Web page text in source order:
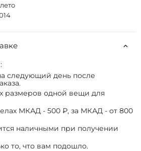
следующий день после
размеров одной вещи для
МКАД - 500 ₽, за МКАД - от 800
наличными при получении
то, что вам подошло.